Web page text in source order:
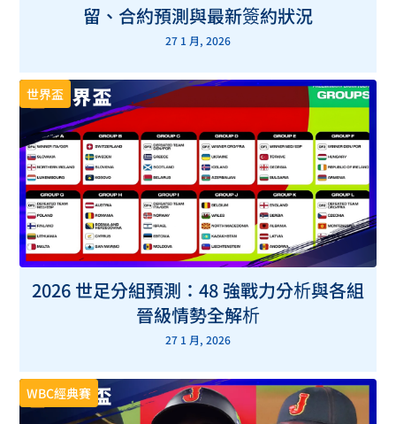
留、合約預測與最新簽約狀況
27 1 月, 2026
世界盃
2026 世足分組預測：48 強戰力分析與各組
晉級情勢全解析
27 1 月, 2026
WBC經典賽